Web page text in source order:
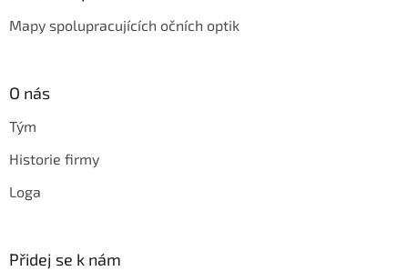
Mapy spolupracujících očních optik
O nás
Tým
Historie firmy
Loga
Přidej se k nám